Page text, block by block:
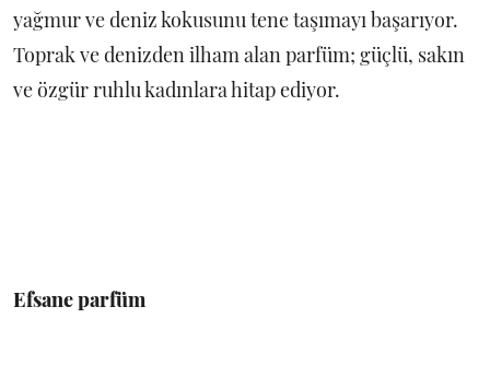
yağmur ve deniz kokusunu tene taşımayı başarıyor.
Toprak ve denizden ilham alan parfüm; güçlü, sakın
ve özgür ruhlu kadınlara hitap ediyor.
Efsane parfüm